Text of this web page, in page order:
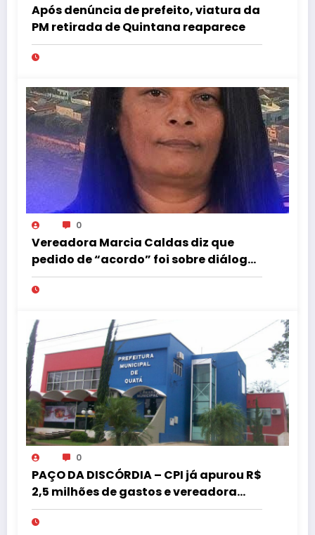
Após denúncia de prefeito, viatura da
PM retirada de Quintana reaparece
0
Vereadora Marcia Caldas diz que
pedido de “acordo” foi sobre diálogo
institucional
0
PAÇO DA DISCÓRDIA – CPI já apurou R$
2,5 milhões de gastos e vereadora
pede “acordo” para aprovar R$ 9,5
milhões